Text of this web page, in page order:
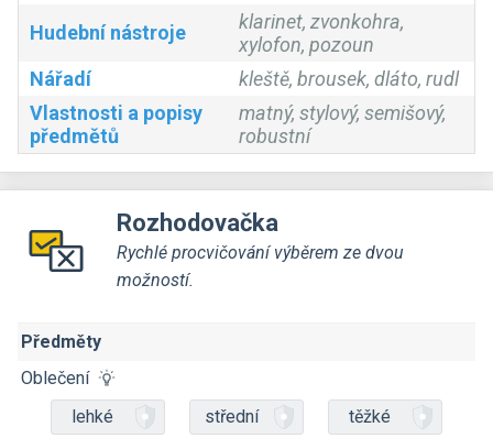
Hudební nástroje
klarinet, zvonkohra,
xylofon, pozoun
Nářadí
kleště, brousek, dláto, rudl
Vlastnosti a popisy
předmětů
matný, stylový, semišový,
robustní
Rozhodovačka
Rychlé procvičování výběrem ze dvou
možností.
Předměty
Oblečení
lehké
střední těžké